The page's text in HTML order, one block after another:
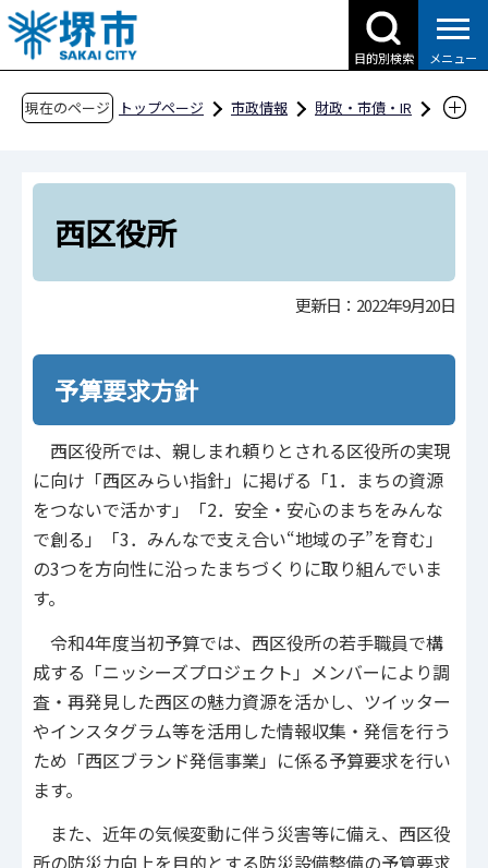
こ
の
ペ
目的別検索 メニュー
現在のページ トップページ 市政情報
財政・市債・IR
令和4年度当初予算
一般会計
組織（局・区）別の予算要求概要と予算編成過
程
西区役所
西区役所
更新日：2022年9月20日
予算要求方針
西区役所では、親しまれ頼りとされる区役所の実現
に向け「西区みらい指針」に掲げる「1．まちの資源
をつないで活かす」「2．安全・安心のまちをみんな
で創る」「3．みんなで支え合い“地域の子”を育む」
の3つを方向性に沿ったまちづくりに取り組んでいま
す。
令和4年度当初予算では、西区役所の若手職員で構
成する「ニッシーズプロジェクト」メンバーにより調
査・再発見した西区の魅力資源を活かし、ツイッター
やインスタグラム等を活用した情報収集・発信を行う
ため「西区ブランド発信事業」に係る予算要求を行い
ます。
また、近年の気候変動に伴う災害等に備え、西区役